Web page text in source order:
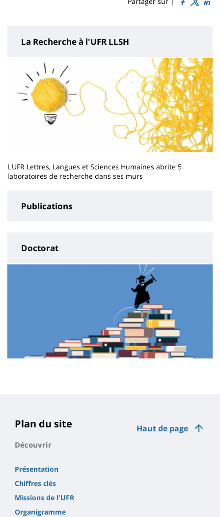
La Recherche à l'UFR LLSH
L'UFR Lettres, Langues et Sciences Humaines abrite 5
laboratoires de recherche dans ses murs
Publications
Doctorat
page
principale
Haut de page
Plan du site
Découvrir
Présentation
Chiffres clés
Missions de l'UFR
Organigramme